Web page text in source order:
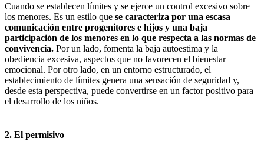
Cuando se establecen límites y se ejerce un control excesivo sobre
los menores. Es un estilo que se caracteriza por una escasa
comunicación entre progenitores e hijos y una baja
participación de los menores en lo que respecta a las normas de
convivencia. Por un lado, fomenta la baja autoestima y la
obediencia excesiva, aspectos que no favorecen el bienestar
emocional. Por otro lado, en un entorno estructurado, el
establecimiento de límites genera una sensación de seguridad y,
desde esta perspectiva, puede convertirse en un factor positivo para
el desarrollo de los niños.
2. El permisivo